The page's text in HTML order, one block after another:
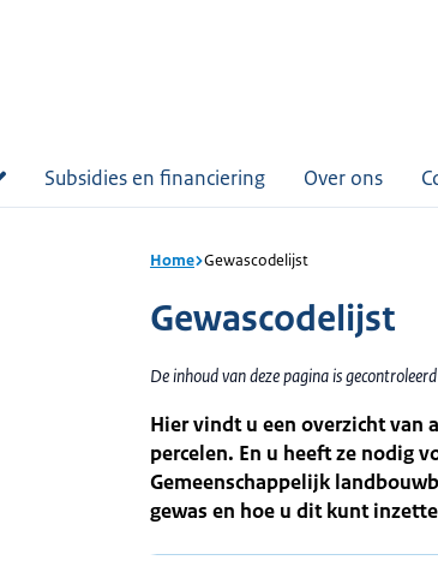
Subsidies en financiering Over ons
Home Gewascodelijst
Gewascodelijst
De inhoud van deze pagina is
Hier vindt u een overzicht van
percelen. En u heeft ze nodig
Gemeenschappelijk
gewas en hoe u dit kunt